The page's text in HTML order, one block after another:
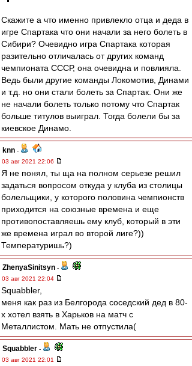
Скажите а что именно привлекло отца и деда в
игре Спартака что они начали за него болеть в
Сибири? Очевидно игра Спартака которая
разительно отличалась от других команд
чемпионата СССР, она очевидна и повлияла.
Ведь были другие команды Локомотив, Динами
и т.д. но они стали болеть за Спартак. Они же
не начали болеть только потому что Спартак
больше титулов выиграл. Тогда болели бы за
киевское Динамо.
knn -
03 авг 2021 22:06
Я не понял, ты ща на полном серьезе решил
задаться вопросом откуда у клуба из столицы
болельщики, у которого половина чемпионств
приходится на союзные времена и еще
противопоставляешь ему клуб, который в эти
же времена играл во второй лиге?))
Температуришь?)
ZhenyaSinitsyn -
03 авг 2021 22:04
Squabbler,
меня как раз из Белгорода соседский дед в 80-
х хотел взять в Харьков на матч с
Металлистом. Мать не отпустила(
Squabbler -
03 авг 2021 22:01